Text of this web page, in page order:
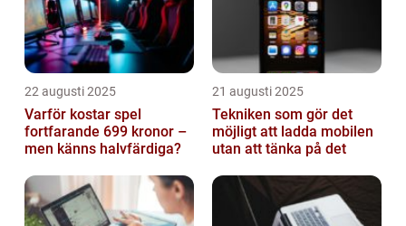
22 augusti 2025
Varför kostar spel
fortfarande 699 kronor –
men känns halvfärdiga?
21 augusti 2025
Tekniken som gör det
möjligt att ladda mobilen
utan att tänka på det